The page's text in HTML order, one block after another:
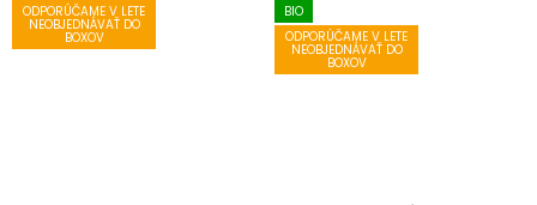
ODPORÚČAME V LETE
NEOBJEDNÁVAŤ DO
BOXOV
BIO
ODPORÚČAME V LETE
NEOBJEDNÁVAŤ DO
BOXOV